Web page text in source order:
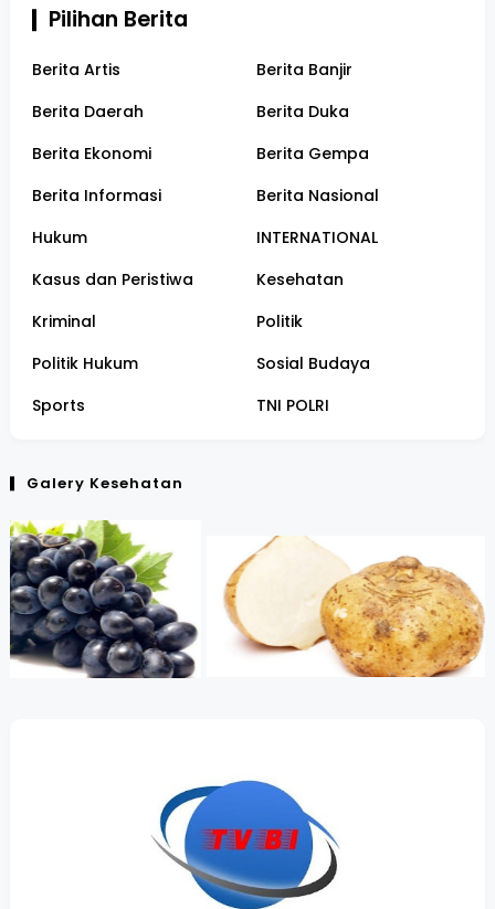
Pilihan Berita
Berita Artis
Berita Banjir
Berita Daerah
Berita Duka
Berita Ekonomi
Berita Gempa
Berita Informasi
Berita Nasional
Hukum
INTERNATIONAL
Kasus dan Peristiwa
Kesehatan
Kriminal
Politik
Politik Hukum
Sosial Budaya
Sports
TNI POLRI
Galery Kesehatan